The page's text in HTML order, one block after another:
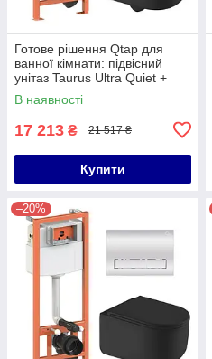
Готове рішення Qtap для
ванної кімнати: підвісний
унітаз Taurus Ultra Quiet +
комплект інсталяції Nest 4 в 1
(лінійна клавіша Matt
В наявності
17 213 ₴ 21 517 ₴
Купити
–20%